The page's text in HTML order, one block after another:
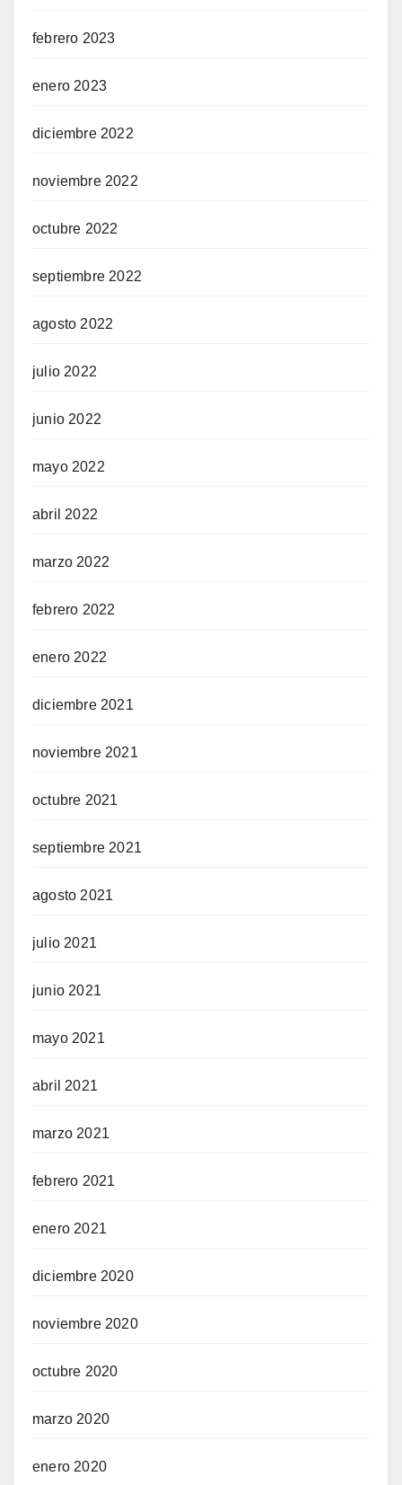
febrero 2023
enero 2023
diciembre 2022
noviembre 2022
octubre 2022
septiembre 2022
agosto 2022
julio 2022
junio 2022
mayo 2022
abril 2022
marzo 2022
febrero 2022
enero 2022
diciembre 2021
noviembre 2021
octubre 2021
septiembre 2021
agosto 2021
julio 2021
junio 2021
mayo 2021
abril 2021
marzo 2021
febrero 2021
enero 2021
diciembre 2020
noviembre 2020
octubre 2020
marzo 2020
enero 2020